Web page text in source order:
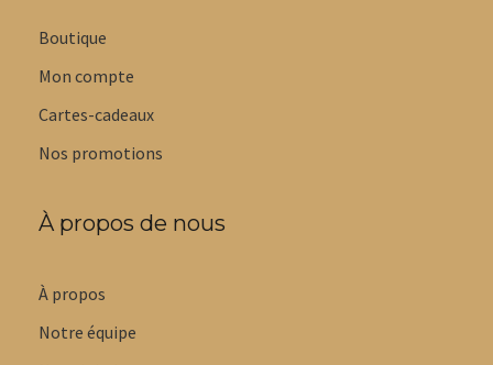
Boutique
Mon compte
Cartes-cadeaux
Nos promotions
À propos de nous
À propos
Notre équipe